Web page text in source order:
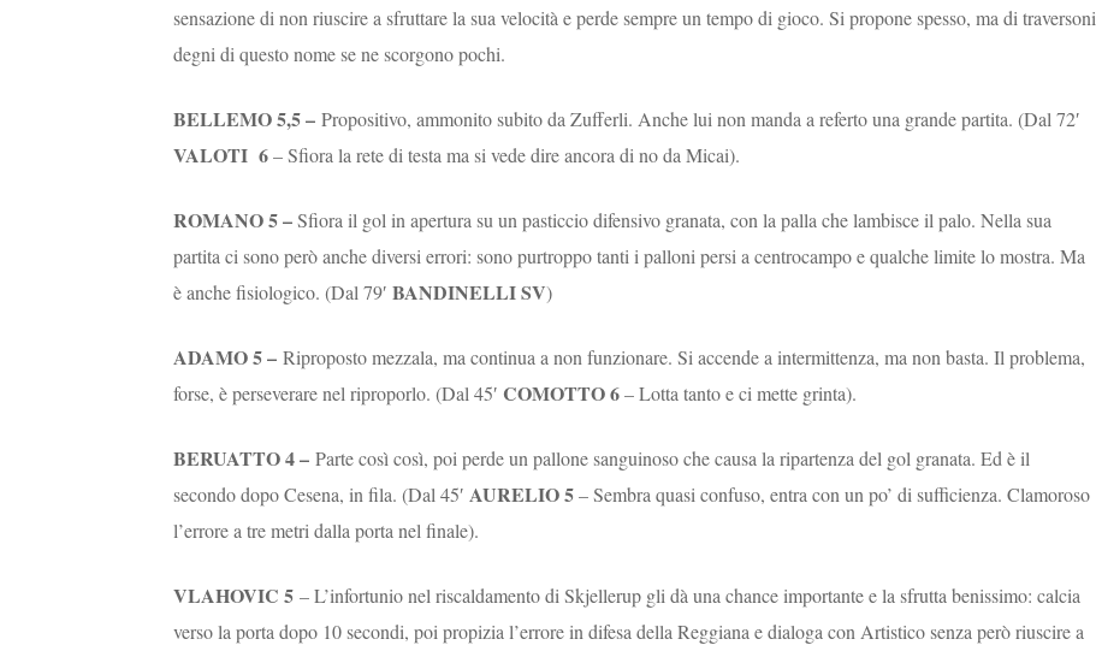
sensazione di non riuscire a sfruttare la sua velocità e perde sempre un tempo di gioco. Si propone spesso, ma di traversoni
degni di questo nome se ne scorgono pochi.
BELLEMO 5,5 – Propositivo, ammonito subito da Zufferli. Anche lui non manda a referto una grande partita. (Dal 72′
VALOTI 6– Sfiora la rete di testa ma si vede dire ancora di no da Micai).
ROMANO 5 –Sfiora il gol in apertura su un pasticcio difensivo granata, con la palla che lambisce il palo. Nella sua
partita ci sono però anche diversi errori: sono purtroppo tanti i palloni persi a centrocampo e qualche limite lo mostra. Ma
è anche fisiologico. (Dal 79′ BANDINELLI SV)
ADAMO 5 – Riproposto mezzala, ma continua a non funzionare. Si accende a intermittenza, ma non basta. Il problema,
forse, è perseverare nel riproporlo. (Dal 45′ COMOTTO 6– Lotta tanto e ci mette grinta).
BERUATTO 4 – Parte così così, poi perde un pallone sanguinoso che causa la ripartenza del gol granata. Ed è il
secondo dopo Cesena, in fila. (Dal 45′ AURELIO 5– Sembra quasi confuso, entra con un po’ di sufficienza. Clamoroso
l’errore a tre metri dalla porta nel finale).
VLAHOVIC 5 – L’infortunio nel riscaldamento di Skjellerup gli dà una chance importante e la sfrutta benissimo: calcia
verso la porta dopo 10 secondi, poi propizia l’errore in difesa della Reggiana e dialoga con Artistico senza però riuscire a